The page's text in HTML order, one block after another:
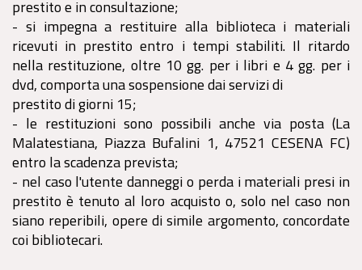
prestito e in consultazione;
- si impegna a restituire alla biblioteca i materiali
ricevuti in prestito entro i tempi stabiliti. Il ritardo
nella restituzione, oltre 10 gg. per i libri e 4 gg. per i
dvd, comporta una sospensione dai servizi di
prestito di giorni 15;
- le restituzioni sono possibili anche via posta (La
Malatestiana, Piazza Bufalini 1, 47521 CESENA FC)
entro la scadenza prevista;
- nel caso l'utente danneggi o perda i materiali presi in
prestito è tenuto al loro acquisto o, solo nel caso non
siano reperibili, opere di simile argomento, concordate
coi bibliotecari.